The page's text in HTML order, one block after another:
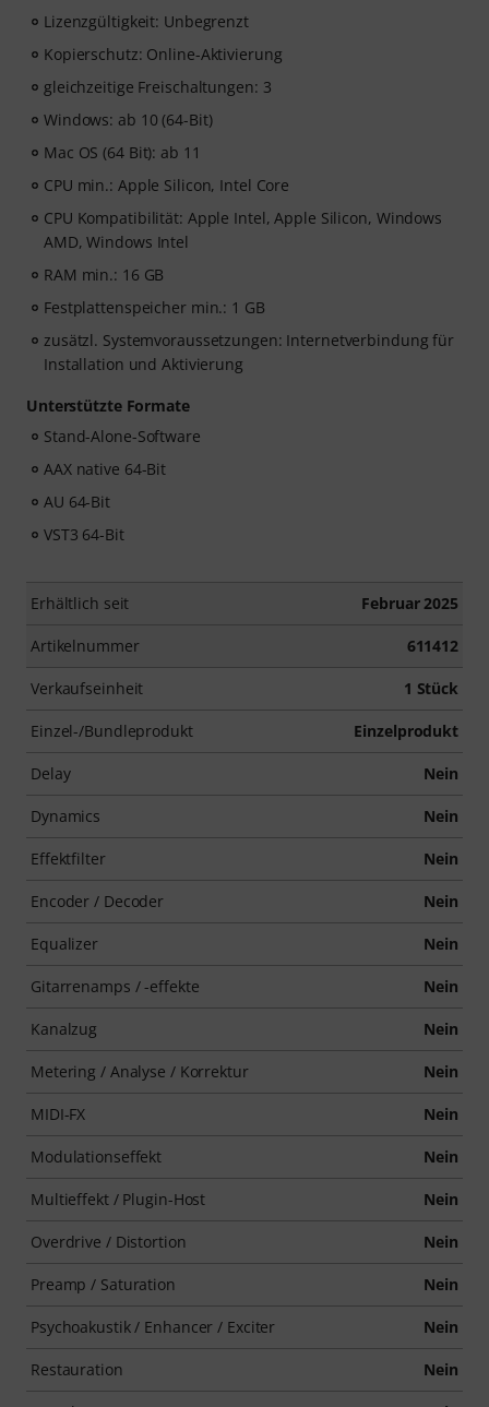
Lizenzgültigkeit: Unbegrenzt
Kopierschutz: Online-Aktivierung
gleichzeitige Freischaltungen: 3
Windows: ab 10 (64-Bit)
Mac OS (64 Bit): ab 11
CPU min.: Apple Silicon, Intel Core
CPU Kompatibilität: Apple Intel, Apple Silicon, Windows
AMD, Windows Intel
RAM min.: 16 GB
Festplattenspeicher min.: 1 GB
zusätzl. Systemvoraussetzungen: Internetverbindung für
Installation und Aktivierung
Unterstützte Formate
Stand-Alone-Software
AAX native 64-Bit
AU 64-Bit
VST3 64-Bit
Erhältlich seit Februar 2025
Artikelnummer 611412
Verkaufseinheit 1 Stück
Einzel-/Bundleprodukt Einzelprodukt
Delay Nein
Dynamics Nein
Effektfilter Nein
Encoder / Decoder Nein
Equalizer Nein
Gitarrenamps / -effekte Nein
Kanalzug Nein
Metering / Analyse / Korrektur Nein
MIDI-FX Nein
Modulationseffekt Nein
Multieffekt / Plugin-Host Nein
Overdrive / Distortion Nein
Preamp / Saturation Nein
Psychoakustik / Enhancer / Exciter Nein
Restauration Nein